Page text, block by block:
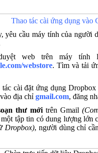
Thao tác cài ứng dụng vào
yêu cầu máy tính của người
web trên máy tính
webstore. Tìm và tải
cài đặt ứng dụng
địa chỉ gmail.com, đăng
thư mới trên Gmail
tập tin có dung lượng lớn
Dropbox), người dùng chỉ